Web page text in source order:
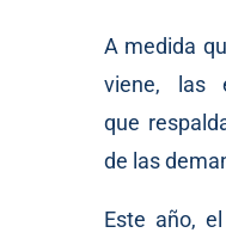
A medida
viene, las
que
de las
Este año,